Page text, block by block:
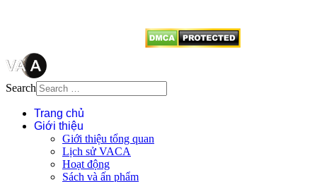
Search
Trang chủ
Giới thiệu
Giới thiệu tổng quan
Lịch sử VACA
Hoạt động
Sách và ấn phẩm